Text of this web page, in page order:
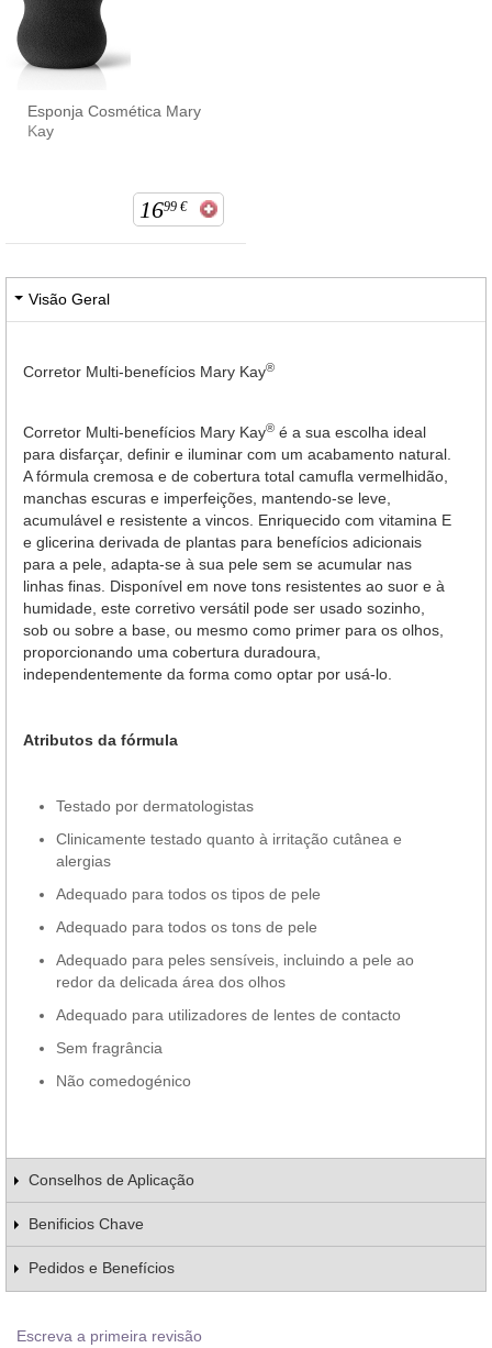
Esponja Cosmética Mary
Kay
1699 €
Visão Geral
Corretor Multi-benefícios Mary Kay®
Corretor Multi-benefícios Mary Kay® é a sua escolha ideal
para disfarçar, definir e iluminar com um acabamento natural.
A fórmula cremosa e de cobertura total camufla vermelhidão,
manchas escuras e imperfeições, mantendo-se leve,
acumulável e resistente a vincos. Enriquecido com vitamina E
e glicerina derivada de plantas para benefícios adicionais
para a pele, adapta-se à sua pele sem se acumular nas
linhas finas. Disponível em nove tons resistentes ao suor e à
humidade, este corretivo versátil pode ser usado sozinho,
sob ou sobre a base, ou mesmo como primer para os olhos,
proporcionando uma cobertura duradoura,
independentemente da forma como optar por usá-lo.
Atributos da fórmula
Testado por dermatologistas
Clinicamente testado quanto à irritação cutânea e
alergias
Adequado para todos os tipos de pele
Adequado para todos os tons de pele
Adequado para peles sensíveis, incluindo a pele ao
redor da delicada área dos olhos
Adequado para utilizadores de lentes de contacto
Sem fragrância
Não comedogénico
Conselhos de Aplicação
Benificios Chave
Pedidos e Benefícios
Escreva a primeira revisão